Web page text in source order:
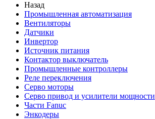
Назад
Промышленная автоматизация
Вентиляторы
Датчики
Инвертор
Источник питания
Контактор выключатель
Промышленные контроллеры
Реле переключения
Серво моторы
Серво привод и усилители мощности
Части Fanuc
Энкодеры